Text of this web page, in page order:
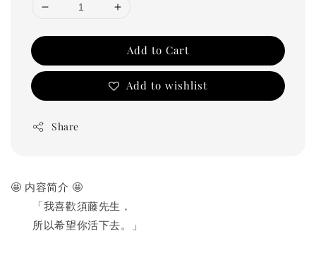
Add to Cart
Add to wishlist
Share
🤩 内容简介 🤩
「我喜歡須藤先生，
所以希望你活下去。」